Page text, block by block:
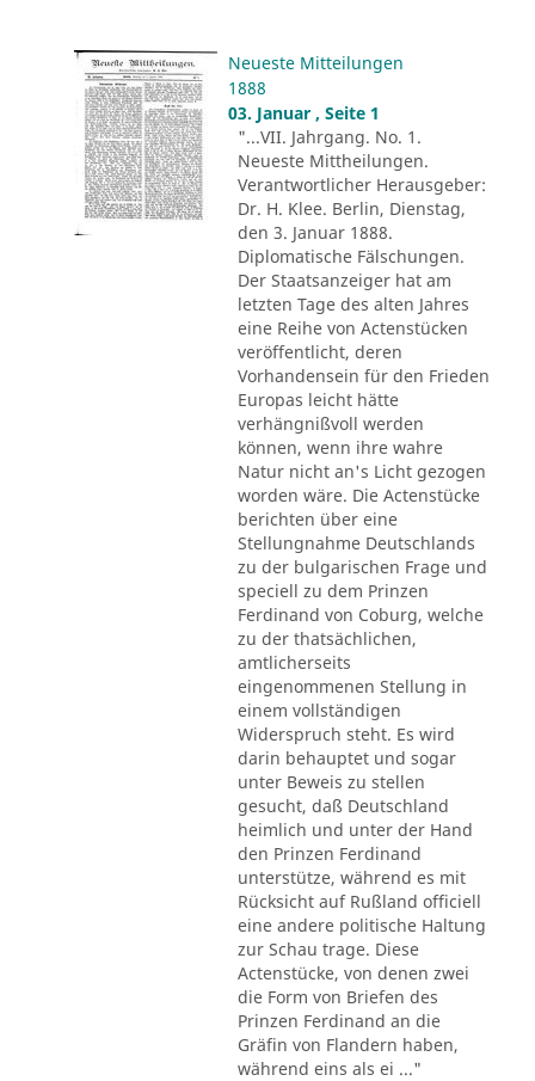
Neueste Mitteilungen
1888
03. Januar , Seite 1
"...VII. Jahrgang. No. 1.
Neueste Mittheilungen.
Verantwortlicher Herausgeber:
Dr. H. Klee. Berlin, Dienstag,
den 3. Januar 1888.
Diplomatische Fälschungen.
Der Staatsanzeiger hat am
letzten Tage des alten Jahres
eine Reihe von Actenstücken
veröffentlicht, deren
Vorhandensein für den Frieden
Europas leicht hätte
verhängnißvoll werden
können, wenn ihre wahre
Natur nicht an's Licht gezogen
worden wäre. Die Actenstücke
berichten über eine
Stellungnahme Deutschlands
zu der bulgarischen Frage und
speciell zu dem Prinzen
Ferdinand von Coburg, welche
zu der thatsächlichen,
amtlicherseits
eingenommenen Stellung in
einem vollständigen
Widerspruch steht. Es wird
darin behauptet und sogar
unter Beweis zu stellen
gesucht, daß Deutschland
heimlich und unter der Hand
den Prinzen Ferdinand
unterstütze, während es mit
Rücksicht auf Rußland officiell
eine andere politische Haltung
zur Schau trage. Diese
Actenstücke, von denen zwei
die Form von Briefen des
Prinzen Ferdinand an die
Gräfin von Flandern haben,
während eins als ei ..."